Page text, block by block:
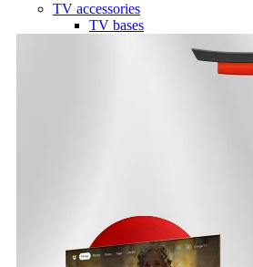
TV accessories
TV bases